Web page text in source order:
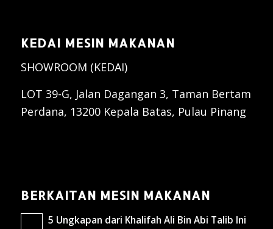
KEDAI MESIN MAKANAN
SHOWROOM (KEDAI)
LOT 39-G, Jalan Dagangan 3, Taman Bertam
Perdana, 13200 Kepala Batas, Pulau Pinang
BERKAITAN MESIN MAKANAN
5 Ungkapan dari Khalifah Ali Bin Abi Talib Ini